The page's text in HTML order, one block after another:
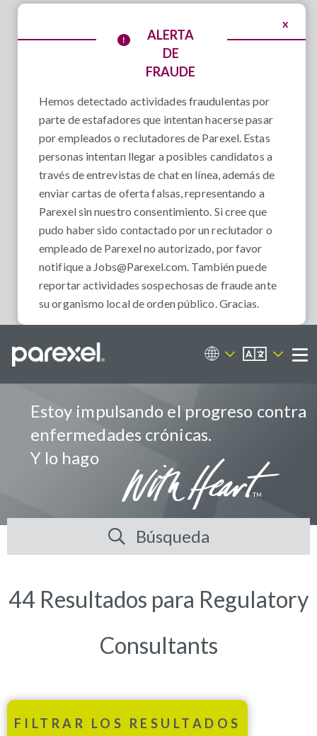
x
ALERTA
DE
FRAUDE
Hemos detectado actividades fraudulentas por
parte de estafadores que intentan hacerse pasar
por empleados o reclutadores de Parexel. Estas
personas intentan llegar a posibles candidatos a
través de entrevistas de chat en línea, además de
enviar cartas de oferta falsas, representando a
Parexel sin nuestro consentimiento. Si cree que
pudo haber sido contactado por un reclutador o
empleado de Parexel no autorizado, por favor
notifique a Jobs@Parexel.com. También puede
reportar actividades sospechosas de fraude ante
su organismo local de orden público. Gracias.
Portal de empleos
ES
Estoy impulsando el progreso contra
enfermedades crónicas.
Y lo hago
Búsqueda
44 Resultados para Regulatory
Consultants
FILTRAR LOS RESULTADOS